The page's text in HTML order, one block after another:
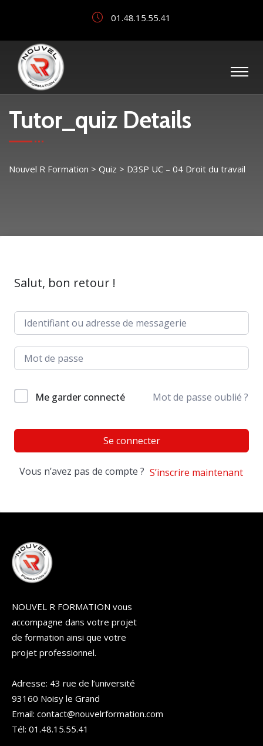
01.48.15.55.41
Tutor_quiz Details
Nouvel R Formation > Quiz > D3SP UC – 04 Droit du travail
Salut, bon retour !
Me garder connecté Mot de passe oublié ?
Se connecter
Vous n’avez pas de compte ? S’inscrire maintenant
NOUVEL R FORMATION vous
accompagne dans votre projet
de formation ainsi que votre
projet professionnel.
Adresse: 43 rue de l’université
93160 Noisy le Grand
Email: contact@nouvelrformation.com
Tél: 01.48.15.55.41